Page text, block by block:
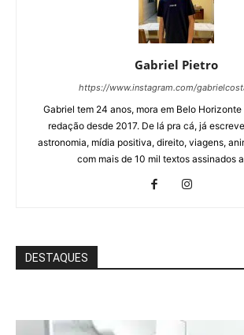
Gabriel Pietro
https://www.instagram.com/
Gabriel tem 24 anos, mora em Belo
redação desde 2017. De lá pra cá, já
astronomia, mídia positiva, direito, viagens,
com mais de 10 mil textos assinados
DESTAQUES